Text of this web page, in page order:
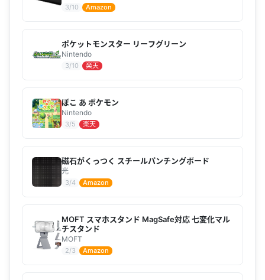
3/10 Amazon
ポケットモンスター リーフグリーン
Nintendo
3/10 楽天
ぽこ あ ポケモン
Nintendo
3/5 楽天
磁石がくっつく スチールパンチングボード
光
3/4 Amazon
MOFT スマホスタンド MagSafe対応 七変化マル
チスタンド
MOFT
2/3 Amazon